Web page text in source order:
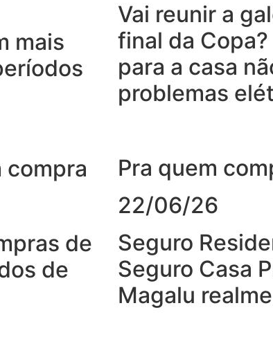
mais
Vai reunir a
final da
para a casa
problemas
compra
de
de
Pra quem
22/06/26
Seguro
Seguro Casa
Magalu